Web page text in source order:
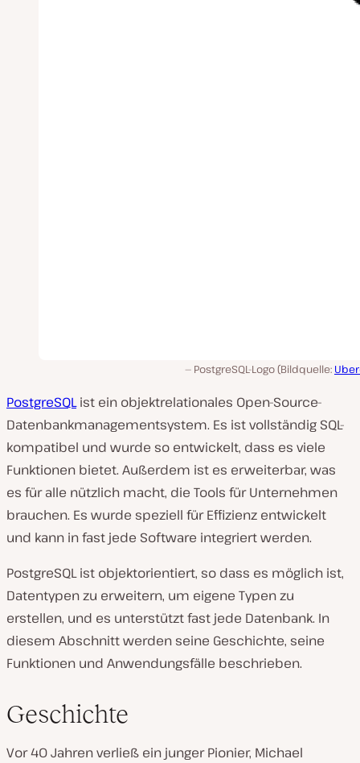
PostgreSQL-Logo (Bildquelle:
PostgreSQList ein objektrelationales Open-Source-
Datenbankmanagementsystem. Es ist vollständig SQL-
kompatibel und wurde so entwickelt, dass es viele
Funktionen bietet. Außerdem ist es erweiterbar, was
es für alle nützlich macht, die Tools für Unternehmen
brauchen. Es wurde speziell für Effizienz entwickelt
und kann in fast jede Software integriert werden.
PostgreSQL ist objektorientiert, so dass es möglich ist,
Datentypen zu erweitern, um eigene Typen zu
erstellen, und es unterstützt fast jede Datenbank. In
diesem Abschnitt werden seine Geschichte, seine
Funktionen und Anwendungsfälle beschrieben.
Geschichte
Vor 40 Jahren verließ ein junger Pionier, Michael